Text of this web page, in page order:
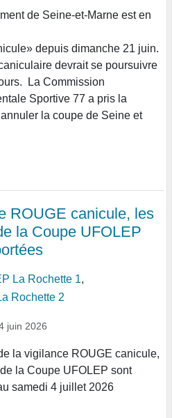
de Seine-et-Marne est en
depuis dimanche 21 juin.
devrait se poursuivre
La Commission
Sportive 77 a pris la
la coupe de Seine et
ROUGE canicule, les
la Coupe UFOLEP
La Rochette 1
Rochette 2
juin 2026
la vigilance ROUGE canicule,
la Coupe UFOLEP sont
samedi 4 juillet 2026